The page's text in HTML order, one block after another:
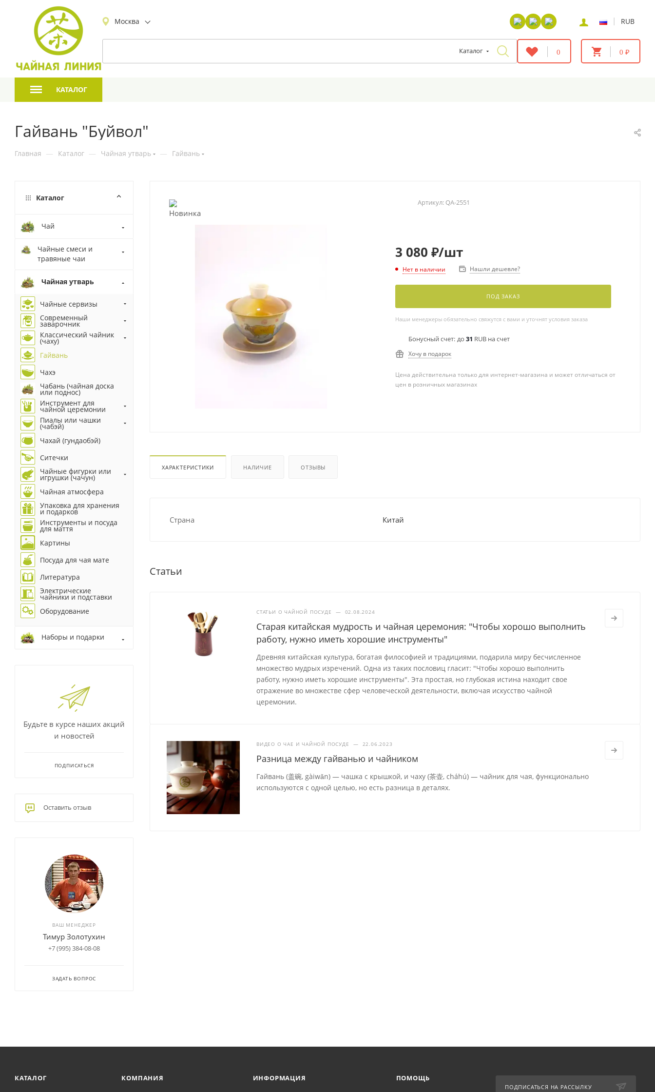
Москва | RUB
Каталог 0 0 ₽
КАТАЛОГ
Гайвань "Буйвол"
Главная — Каталог — Чайная утварь — Гайвань
Артикул: QA-2551
3 080 ₽/шт
Нет в наличии Нашли дешевле?
ПОД ЗАКАЗ
Наши менеджеры обязательно свяжутся с вами и уточнят условия заказа
Бонусный счет: до 31 RUB на счет
Хочу в подарок
Цена действительна только для интернет-магазина и может отличаться от
цен в розничных магазинах
ХАРАКТЕРИСТИКИ НАЛИЧИЕ ОТЗЫВЫ
Страна Китай
Статьи
СТАТЬИ О ЧАЙНОЙ ПОСУДЕ — 02.08.2024
Старая китайская мудрость и чайная церемония: "Чтобы хорошо выполнить
работу, нужно иметь хорошие инструменты"
Древняя китайская культура, богатая философией и традициями, подарила миру бесчисленное
множество мудрых изречений. Одна из таких пословиц гласит: "Чтобы хорошо выполнить
работу, нужно иметь хорошие инструменты". Эта простая, но глубокая истина находит свое
отражение во множестве сфер человеческой деятельности, включая искусство чайной
церемонии.
ВИДЕО О ЧАЕ И ЧАЙНОЙ ПОСУДЕ — 22.06.2023
Разница между гайванью и чайником
Гайвань (盖碗, gàiwǎn) — чашка с крышкой, и чаху (茶壶, cháhú) — чайник для чая, функционально
используются с одной целью, но есть разница в деталях.
Каталог
Чай
Чайные смеси и
травяные чаи
Чайная утварь
Чайные сервизы
Современный
заварочник
Классический чайник
(чаху)
Гайвань
Чахэ
Чабань (чайная доска
или поднос)
Инструмент для
чайной церемонии
Пиалы или чашки
(чабэй)
Чахай (гундаобэй)
Ситечки
Чайные фигурки или
игрушки (чачун)
Чайная атмосфера
Упаковка для хранения
и подарков
Инструменты и посуда
для маття
Картины
Посуда для чая мате
Литература
Электрические
чайники и подставки
Оборудование
Наборы и подарки
Будьте в курсе наших акций
и новостей
ПОДПИСАТЬСЯ
Оставить отзыв
ВАШ МЕНЕДЖЕР
Тимур Золотухин
+7 (995) 384-08-08
ЗАДАТЬ ВОПРОС
КАТАЛОГ КОМПАНИЯ ИНФОРМАЦИЯ ПОМОЩЬ
ПОДПИСАТЬСЯ НА РАССЫЛКУ